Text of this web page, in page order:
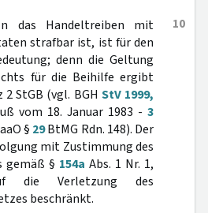
10
das Handeltreiben mit
strafbar ist, ist für den
denn die Geltung
für die Beihilfe ergibt
StGB (vgl. BGH StV 1999,
vom 18. Januar 1983 - 3
§ 29BtMG Rdn. 148). Der
mit Zustimmung des
gemäß § 154a Abs. 1 Nr. 1,
die Verletzung des
beschränkt.